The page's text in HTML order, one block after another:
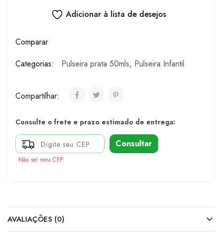
Adicionar à lista de desejos
Comparar
Categorias:
Pulseira prata 50mls, Pulseira Infantil
Compartilhar:
Consulte o frete e prazo estimado de entrega:
Consultar
Não sei meu CEP
AVALIAÇÕES (0)